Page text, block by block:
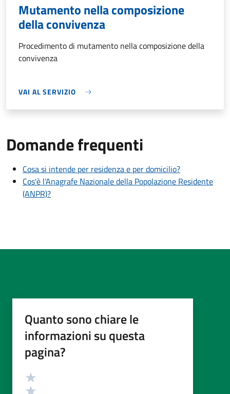
Mutamento nella composizione
della convivenza
Procedimento di mutamento nella composizione della
convivenza
VAI AL SERVIZIO
Domande frequenti
Cosa si intende per residenza e per domicilio?
Cos'è l’Anagrafe Nazionale della Popolazione Residente
(ANPR)?
Quanto sono chiare le
informazioni su questa
pagina?
Valutazione